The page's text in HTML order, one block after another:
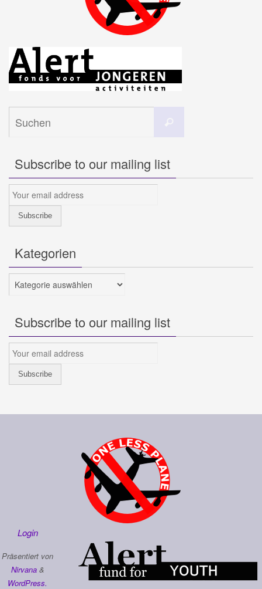
Subscribe to our mailing list
Kategorien
Kategorien
Subscribe to our mailing list
Login
Präsentiert von
Nirvana&
WordPress.